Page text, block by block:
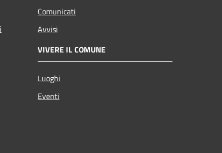
Comunicati
Avvisi
VIVERE IL COMUNE
Luoghi
Eventi